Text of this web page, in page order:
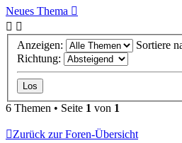
Neues Thema
Anzeigen:
Sortiere
Richtung:
6 Themen • Seite 1 von 1
Zurück zur Foren-Übersicht